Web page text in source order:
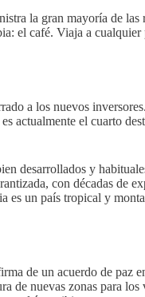
la gran mayoría de las
el café. Viaja a
a los nuevos
actualmente el cuarto
desarrollados y
con décadas de
es un país tropical y
de un acuerdo de paz
de nuevas zonas para los